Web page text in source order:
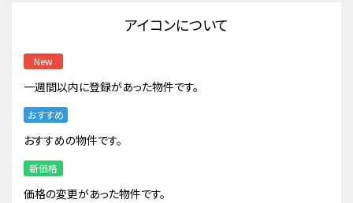
アイコンについて
New
一週間以内に登録があった物件です。
おすすめ
おすすめの物件です。
新価格
価格の変更があった物件です。